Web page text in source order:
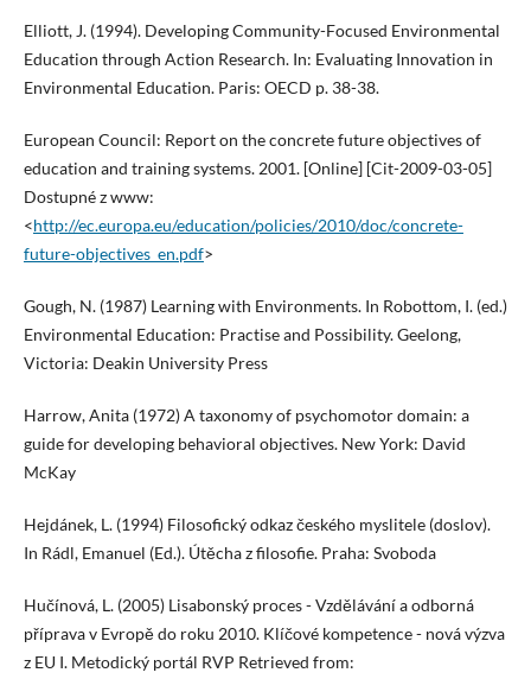
Elliott, J. (1994). Developing Community-Focused Environmental
Education through Action Research. In: Evaluating Innovation in
Environmental Education. Paris: OECD p. 38-38.
European Council: Report on the concrete future objectives of
education and training systems. 2001. [Online] [Cit-2009-03-05]
Dostupné z www:
<http://ec.europa.eu/education/policies/2010/doc/concrete-
future-objectives_en.pdf>
Gough, N. (1987) Learning with Environments. In Robottom, I. (ed.)
Environmental Education: Practise and Possibility. Geelong,
Victoria: Deakin University Press
Harrow, Anita (1972) A taxonomy of psychomotor domain: a
guide for developing behavioral objectives. New York: David
McKay
Hejdánek, L. (1994) Filosofický odkaz českého myslitele (doslov).
In Rádl, Emanuel (Ed.). Útěcha z filosofie. Praha: Svoboda
Hučínová, L. (2005) Lisabonský proces - Vzdělávání a odborná
příprava v Evropě do roku 2010. Klíčové kompetence - nová výzva
z EU I. Metodický portál RVP Retrieved from: